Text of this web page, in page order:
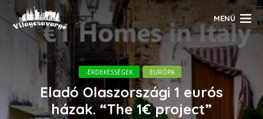
MENÜ
-ÉRDEKESSÉGEK EURÓPA
Eladó Olaszországi 1 eurós
házak. “The 1€ project”